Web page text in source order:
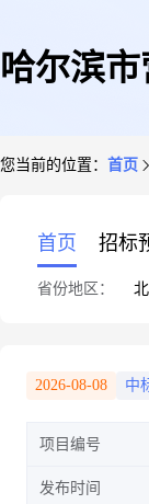
哈尔滨
您当前的位置： 首页
首页 招标
省份地区：
2026-08-08 中
项目编号
发布时间